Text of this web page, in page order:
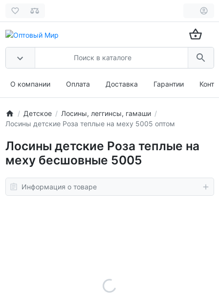
О компании Оплата Доставка Гарантии
Детское
Лосины, леггинсы, гамаши
Лосины детские Роза теплые на меху 5005 оптом
Лосины детские Роза теплые на
меху бесшовные 5005
Информация о товаре